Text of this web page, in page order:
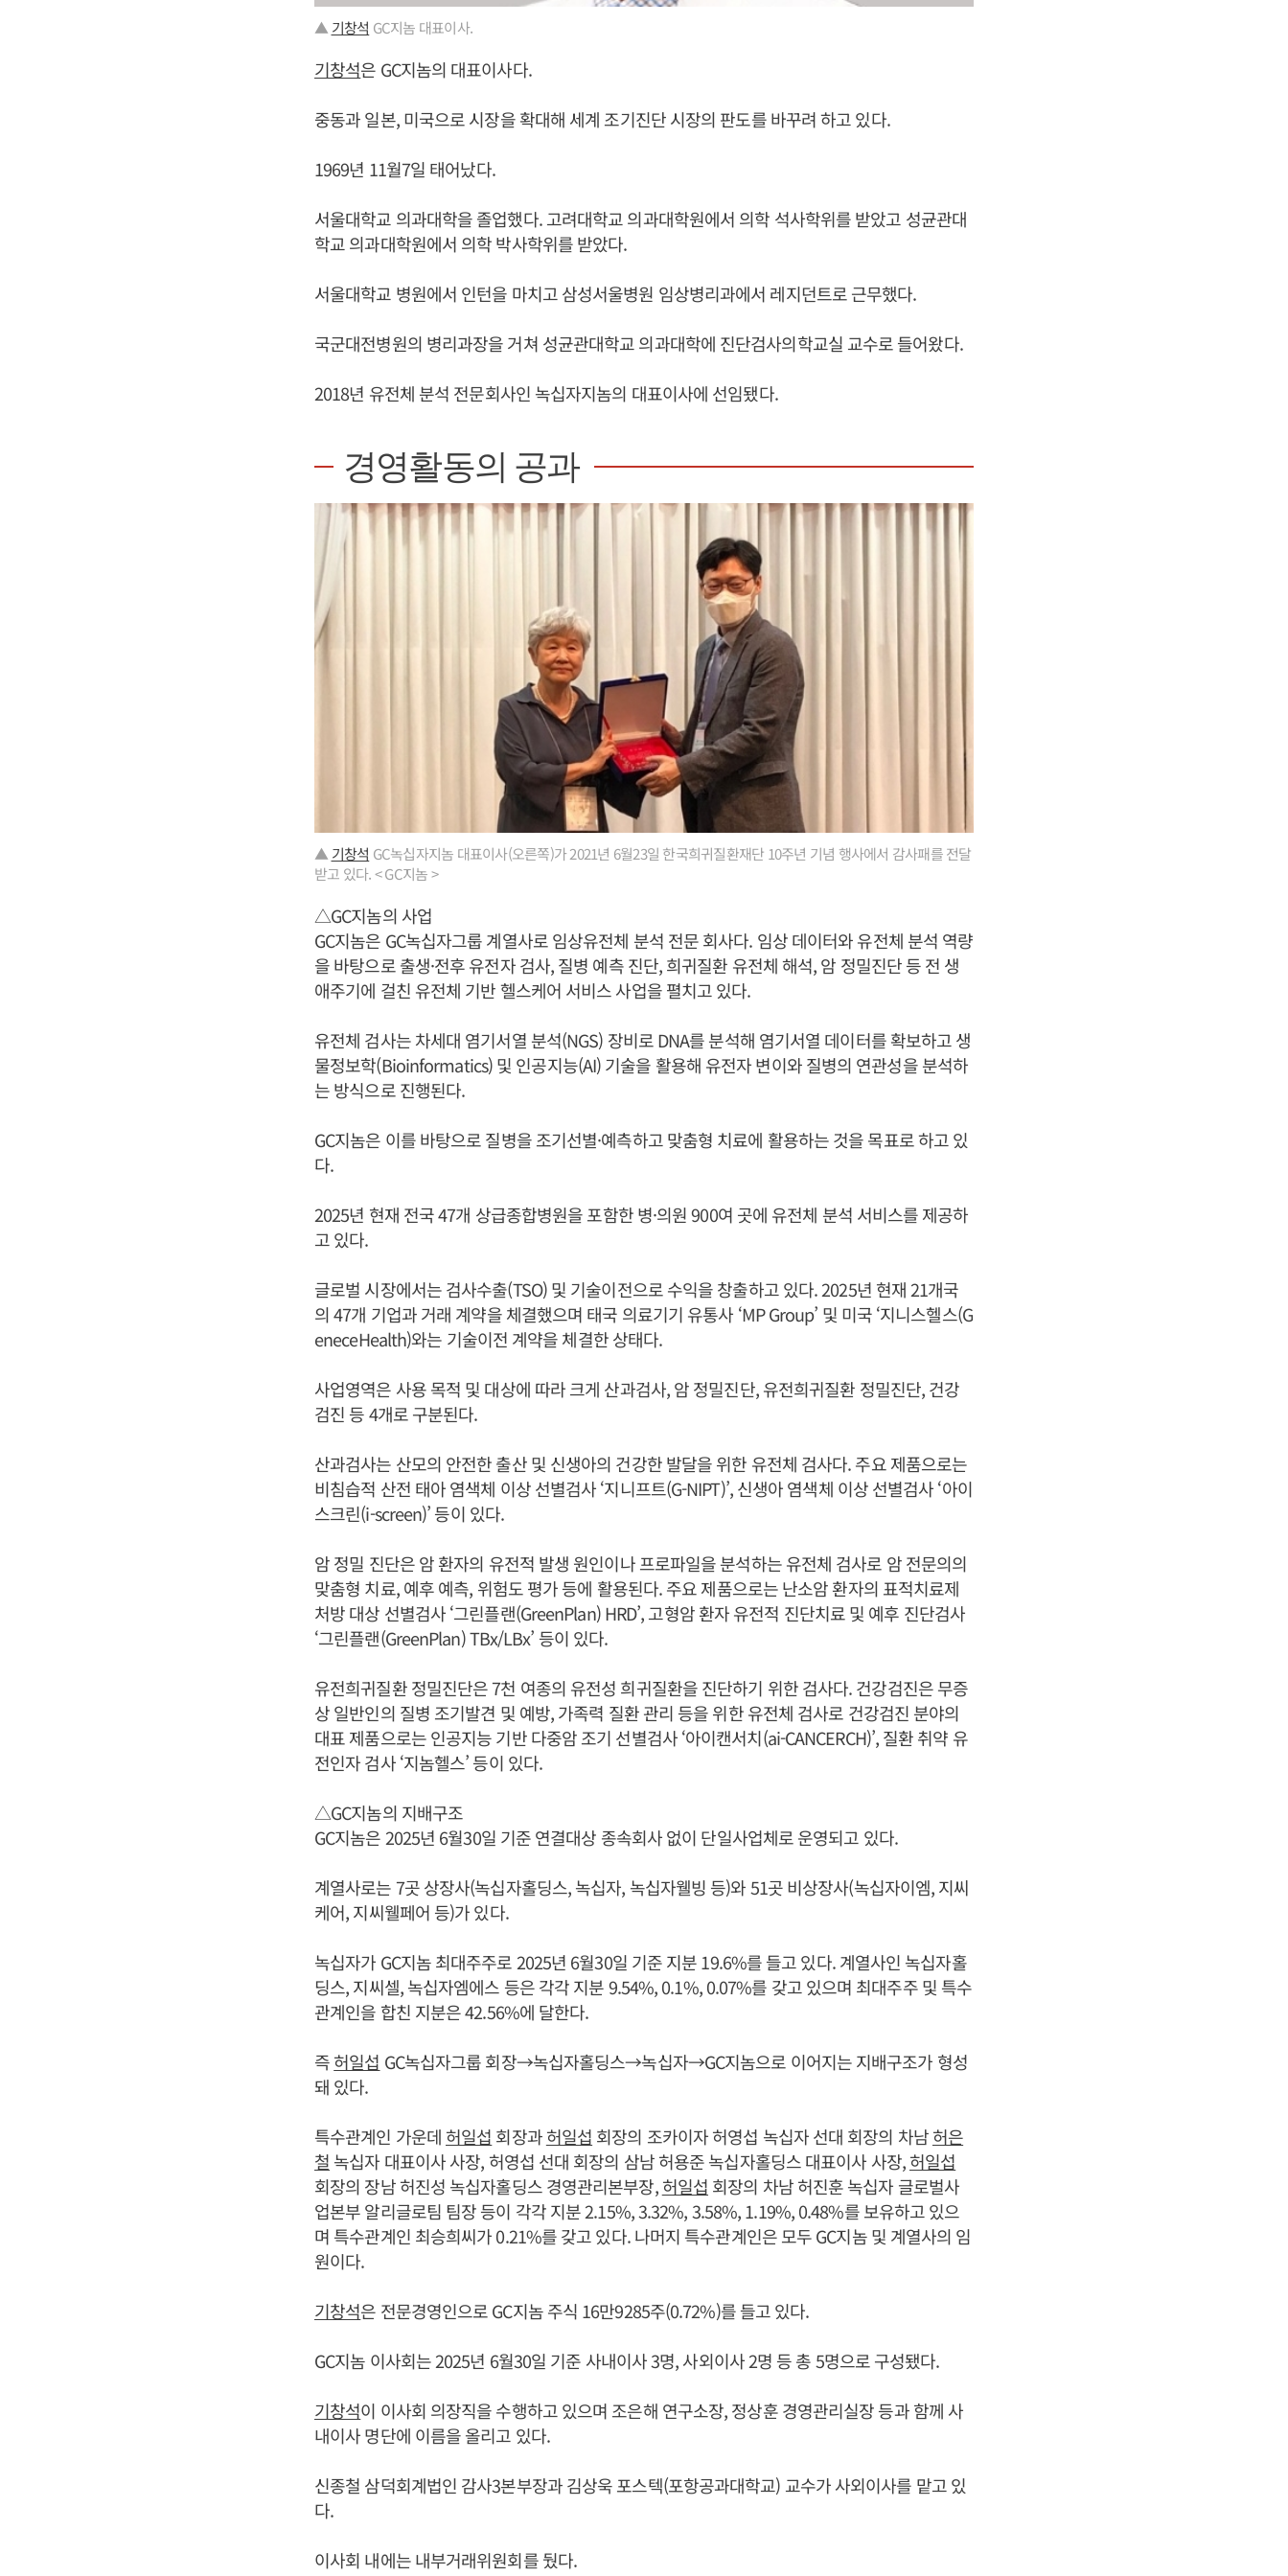
▲ 기창석 GC지놈 대표이사.
기창석은 GC지놈의 대표이사다.
중동과 일본, 미국으로 시장을 확대해 세계 조기진단 시장의 판도를 바꾸려 하고 있다.
1969년 11월7일 태어났다.
서울대학교 의과대학을 졸업했다. 고려대학교 의과대학원에서 의학 석사학위를 받았고 성균관대
학교 의과대학원에서 의학 박사학위를 받았다.
서울대학교 병원에서 인턴을 마치고 삼성서울병원 임상병리과에서 레지던트로 근무했다.
국군대전병원의 병리과장을 거쳐 성균관대학교 의과대학에 진단검사의학교실 교수로 들어왔다.
2018년 유전체 분석 전문회사인 녹십자지놈의 대표이사에 선임됐다.
경영활동의 공과
▲ 기창석 GC녹십자지놈 대표이사(오른쪽)가 2021년 6월23일 한국희귀질환재단 10주년 기념 행사에서 감사패를 전달
받고 있다. < GC지놈 >
△GC지놈의 사업
GC지놈은 GC녹십자그룹 계열사로 임상유전체 분석 전문 회사다. 임상 데이터와 유전체 분석 역량
을 바탕으로 출생·전후 유전자 검사, 질병 예측 진단, 희귀질환 유전체 해석, 암 정밀진단 등 전 생
애주기에 걸친 유전체 기반 헬스케어 서비스 사업을 펼치고 있다.
유전체 검사는 차세대 염기서열 분석(NGS) 장비로 DNA를 분석해 염기서열 데이터를 확보하고 생
물정보학(Bioinformatics) 및 인공지능(AI) 기술을 활용해 유전자 변이와 질병의 연관성을 분석하
는 방식으로 진행된다.
GC지놈은 이를 바탕으로 질병을 조기선별·예측하고 맞춤형 치료에 활용하는 것을 목표로 하고 있
다.
2025년 현재 전국 47개 상급종합병원을 포함한 병·의원 900여 곳에 유전체 분석 서비스를 제공하
고 있다.
글로벌 시장에서는 검사수출(TSO) 및 기술이전으로 수익을 창출하고 있다. 2025년 현재 21개국
의 47개 기업과 거래 계약을 체결했으며 태국 의료기기 유통사 ‘MP Group’ 및 미국 ‘지니스헬스(G
eneceHealth)와는 기술이전 계약을 체결한 상태다.
사업영역은 사용 목적 및 대상에 따라 크게 산과검사, 암 정밀진단, 유전희귀질환 정밀진단, 건강
검진 등 4개로 구분된다.
산과검사는 산모의 안전한 출산 및 신생아의 건강한 발달을 위한 유전체 검사다. 주요 제품으로는
비침습적 산전 태아 염색체 이상 선별검사 ‘지니프트(G-NIPT)’, 신생아 염색체 이상 선별검사 ‘아이
스크린(i-screen)’ 등이 있다.
암 정밀 진단은 암 환자의 유전적 발생 원인이나 프로파일을 분석하는 유전체 검사로 암 전문의의
맞춤형 치료, 예후 예측, 위험도 평가 등에 활용된다. 주요 제품으로는 난소암 환자의 표적치료제
처방 대상 선별검사 ‘그린플랜(GreenPlan) HRD’, 고형암 환자 유전적 진단치료 및 예후 진단검사
‘그린플랜(GreenPlan) TBx/LBx’ 등이 있다.
유전희귀질환 정밀진단은 7천 여종의 유전성 희귀질환을 진단하기 위한 검사다. 건강검진은 무증
상 일반인의 질병 조기발견 및 예방, 가족력 질환 관리 등을 위한 유전체 검사로 건강검진 분야의
대표 제품으로는 인공지능 기반 다중암 조기 선별검사 ‘아이캔서치(ai-CANCERCH)’, 질환 취약 유
전인자 검사 ‘지놈헬스’ 등이 있다.
△GC지놈의 지배구조
GC지놈은 2025년 6월30일 기준 연결대상 종속회사 없이 단일사업체로 운영되고 있다.
계열사로는 7곳 상장사(녹십자홀딩스, 녹십자, 녹십자웰빙 등)와 51곳 비상장사(녹십자이엠, 지씨
케어, 지씨웰페어 등)가 있다.
녹십자가 GC지놈 최대주주로 2025년 6월30일 기준 지분 19.6%를 들고 있다. 계열사인 녹십자홀
딩스, 지씨셀, 녹십자엠에스 등은 각각 지분 9.54%, 0.1%, 0.07%를 갖고 있으며 최대주주 및 특수
관계인을 합친 지분은 42.56%에 달한다.
즉허일섭 GC녹십자그룹 회장→녹십자홀딩스→녹십자→GC지놈으로 이어지는 지배구조가 형성
돼 있다.
특수관계인 가운데 허일섭 회장과허일섭 회장의 조카이자 허영섭 녹십자 선대 회장의 차남허은
철 녹십자 대표이사 사장, 허영섭 선대 회장의 삼남 허용준 녹십자홀딩스 대표이사 사장,허일섭
회장의 장남 허진성 녹십자홀딩스 경영관리본부장,허일섭 회장의 차남 허진훈 녹십자 글로벌사
업본부 알리글로팀 팀장 등이 각각 지분 2.15%, 3.32%, 3.58%, 1.19%, 0.48%를 보유하고 있으
며 특수관계인 최승희씨가 0.21%를 갖고 있다. 나머지 특수관계인은 모두 GC지놈 및 계열사의 임
원이다.
기창석은 전문경영인으로 GC지놈 주식 16만9285주(0.72%)를 들고 있다.
GC지놈 이사회는 2025년 6월30일 기준 사내이사 3명, 사외이사 2명 등 총 5명으로 구성됐다.
기창석이 이사회 의장직을 수행하고 있으며 조은해 연구소장, 정상훈 경영관리실장 등과 함께 사
내이사 명단에 이름을 올리고 있다.
신종철 삼덕회계법인 감사3본부장과 김상욱 포스텍(포항공과대학교) 교수가 사외이사를 맡고 있
다.
이사회 내에는 내부거래위원회를 뒀다.